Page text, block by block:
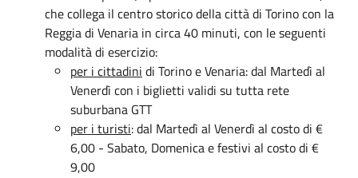
che collega il centro storico della città di Torino con la
Reggia di Venaria in circa 40 minuti, con le seguenti
modalità di esercizio:
per i cittadini di Torino e Venaria: dal Martedì al
Venerdì con i biglietti validi su tutta rete
suburbana GTT
per i turisti: dal Martedì al Venerdì al costo di €
6,00 - Sabato, Domenica e festivi al costo di €
9,00